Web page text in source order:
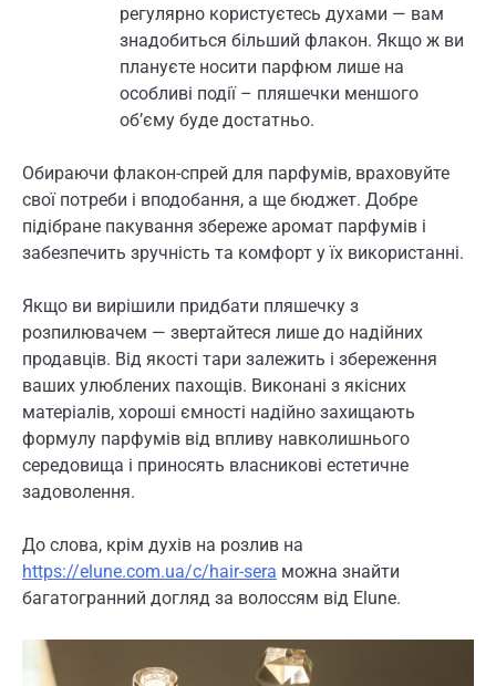
регулярно користуєтесь духами — вам
знадобиться більший флакон. Якщо ж ви
плануєте носити парфюм лише на
особливі події – пляшечки меншого
об’єму буде достатньо.
Обираючи флакон-спрей для парфумів, враховуйте
свої потреби і вподобання, а ще бюджет. Добре
підібране пакування збереже аромат парфумів і
забезпечить зручність та комфорт у їх використанні.
Якщо ви вирішили придбати пляшечку з
розпилювачем — звертайтеся лише до надійних
продавців. Від якості тари залежить і збереження
ваших улюблених пахощів. Виконані з якісних
матеріалів, хороші ємності надійно захищають
формулу парфумів від впливу навколишнього
середовища і приносять власникові естетичне
задоволення.
До слова, крім духів на розлив на
https://elune.com.ua/c/hair-sera можна знайти
багатогранний догляд за волоссям від Elune.